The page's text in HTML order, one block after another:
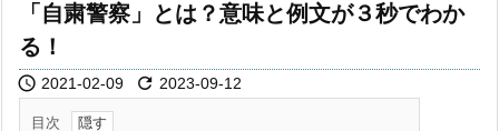
「自粛警察」とは？意味と例文が３秒でわか
る！
 2021-02-09  2023-09-12
目次